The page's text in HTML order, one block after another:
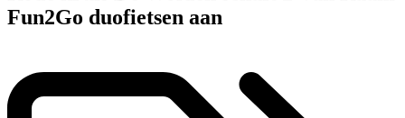
Fun2Go duofietsen aan